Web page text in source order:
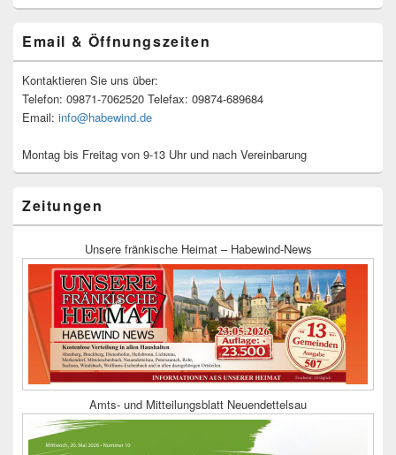
Email & Öffnungszeiten
Kontaktieren Sie uns über:
Telefon: 09871-7062520 Telefax: 09874-689684
Email: info@habewind.de
Montag bis Freitag von 9-13 Uhr und nach Vereinbarung
Zeitungen
Unsere fränkische Heimat – Habewind-News
Amts- und Mitteilungsblatt Neuendettelsau